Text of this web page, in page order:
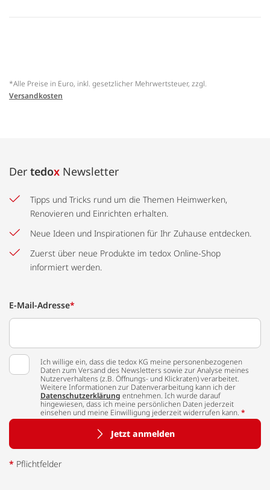
*Alle Preise in Euro, inkl. gesetzlicher Mehrwertsteuer, zzgl.
Versandkosten
Der tedox Newsletter
Tipps und Tricks rund um die Themen Heimwerken,
Renovieren und Einrichten erhalten.
Neue Ideen und Inspirationen für Ihr Zuhause entdecken.
Zuerst über neue Produkte im tedox Online-Shop
informiert werden.
E-Mail-Adresse*
Ich willige ein, dass die tedox KG meine personenbezogenen
Daten zum Versand des Newsletters sowie zur Analyse meines
Nutzerverhaltens (z.B. Öffnungs- und Klickraten) verarbeitet.
Weitere Informationen zur Datenverarbeitung kann ich der
Datenschutzerklärung entnehmen. Ich wurde darauf
hingewiesen, dass ich meine persönlichen Daten jederzeit
einsehen und meine Einwilligung jederzeit widerrufen kann. *
Jetzt anmelden
* Pflichtfelder